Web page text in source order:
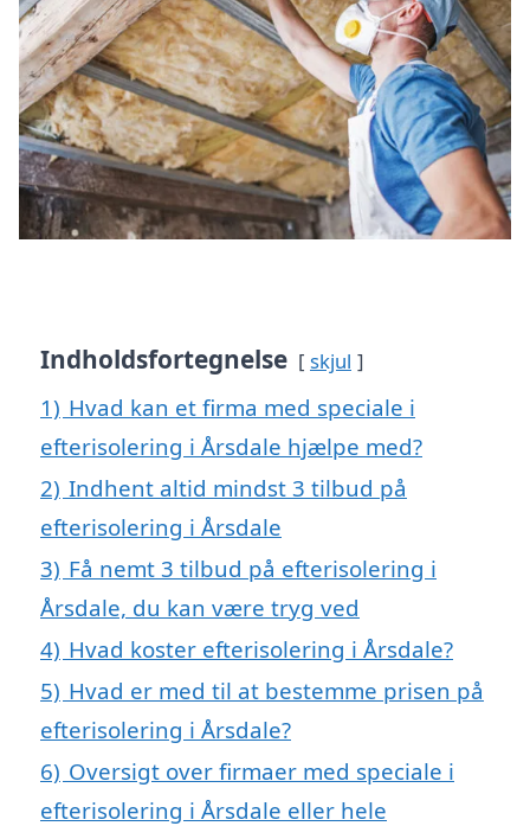
Indholdsfortegnelse skjul
1) Hvad kan et firma med speciale i
efterisolering i Årsdale hjælpe med?
2) Indhent altid mindst 3 tilbud på
efterisolering i Årsdale
3) Få nemt 3 tilbud på efterisolering i
Årsdale, du kan være tryg ved
4) Hvad koster efterisolering i Årsdale?
5) Hvad er med til at bestemme prisen på
efterisolering i Årsdale?
6) Oversigt over firmaer med speciale i
efterisolering i Årsdale eller hele